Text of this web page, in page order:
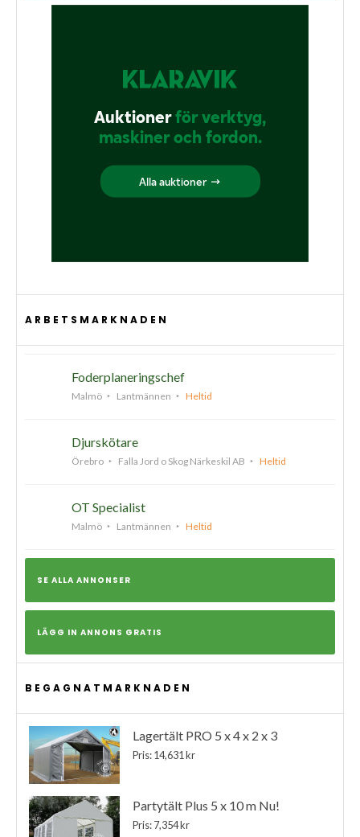
ARBETSMARKNADEN
Foderplaneringschef
Malmö Lantmännen Heltid
Djurskötare
Örebro Falla Jord o Skog Närkeskil AB Heltid
OT Specialist
Malmö Lantmännen Heltid
SE ALLA ANNONSER
LÄGG IN ANNONS GRATIS
BEGAGNATMARKNADEN
Lagertält PRO 5 x 4 x 2 x 3
Pris: 14,631 kr
Partytält Plus 5 x 10 m Nu!
Pris: 7,354 kr